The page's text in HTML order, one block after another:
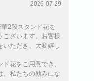
2026-07-29
2段スタンド花を
ございます。お客様
いただき、大変嬉し
花をご用意でき、
、私たちの励みにな